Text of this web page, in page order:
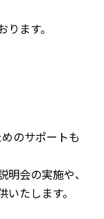
ます。
のサポートも
会の実施や、
たします。